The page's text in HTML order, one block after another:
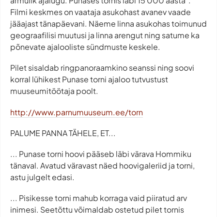
Filmi keskmes on vaataja asukohast avanev vaade
jääajast tänapäevani. Näeme linna asukohas toimunud
geograafilisi muutusi ja linna arengut ning satume ka
põnevate ajalooliste sündmuste keskele.
Pilet sisaldab ringpanoraamkino seanssi ning soovi
korral lühikest Punase torni ajaloo tutvustust
muuseumitöötaja poolt.
http://www.parnumuuseum.ee/torn
PALUME PANNA TÄHELE, ET...
... Punase torni hoovi pääseb läbi värava Hommiku
tänaval. Avatud väravast näed hoovigaleriid ja torni,
astu julgelt edasi.
... Pisikesse torni mahub korraga vaid piiratud arv
inimesi. Seetõttu võimaldab ostetud pilet tornis